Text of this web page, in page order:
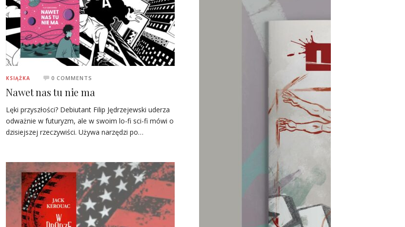
KSIĄŻKA 0 COMMENTS
Nawet nas tu nie ma
Lęki przyszłości? Debiutant Filip Jędrzejewski uderza
odważnie w futuryzm, ale w swoim lo-fi sci-fi mówi o
dzisiejszej rzeczywiści. Używa narzędzi po…